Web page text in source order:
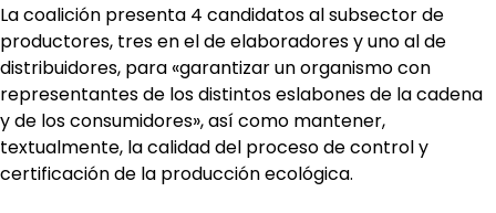
La coalición presenta 4 candidatos al subsector de
productores, tres en el de elaboradores y uno al de
distribuidores, para «garantizar un organismo con
representantes de los distintos eslabones de la cadena
y de los consumidores», así como mantener,
textualmente, la calidad del proceso de control y
certificación de la producción ecológica.